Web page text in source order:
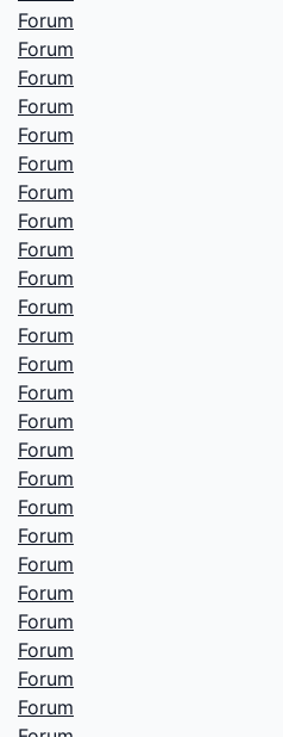
Forum
Forum
Forum
Forum
Forum
Forum
Forum
Forum
Forum
Forum
Forum
Forum
Forum
Forum
Forum
Forum
Forum
Forum
Forum
Forum
Forum
Forum
Forum
Forum
Forum